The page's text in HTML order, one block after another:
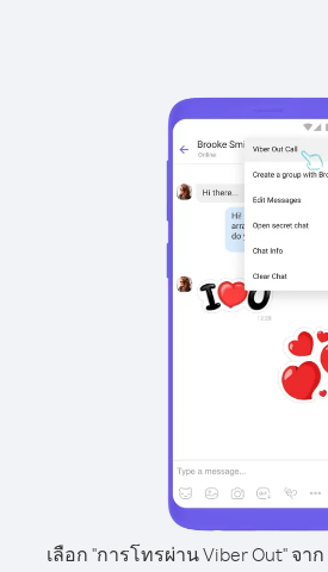
เลือก "การโทรผ่าน Viber Out" จา